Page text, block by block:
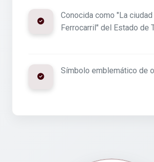
Conocida como "La
Ferrocarril" del Estado de
Símbolo emblemático de